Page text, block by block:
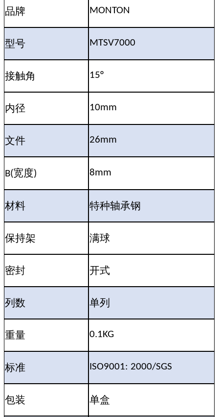
品牌 MONTON
型号 MTSV7000
接触角 15°
内径 10mm
文件 26mm
B(宽度) 8mm
材料 特种轴承钢
保持架 满球
密封 开式
列数 单列
重量 0.1KG
标准 ISO9001: 2000/SGS
包装 单盒